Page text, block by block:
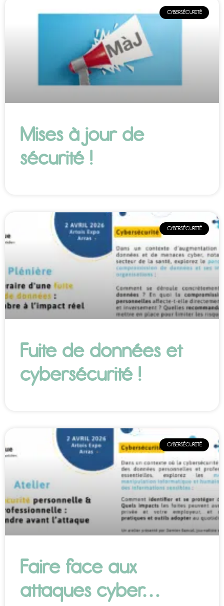
CYBERSÉCURITÉ
Mises à jour de
sécurité !
CYBERSÉCURITÉ
Fuite de données et
cybersécurité !
CYBERSÉCURITÉ
Faire face aux
attaques cyber…